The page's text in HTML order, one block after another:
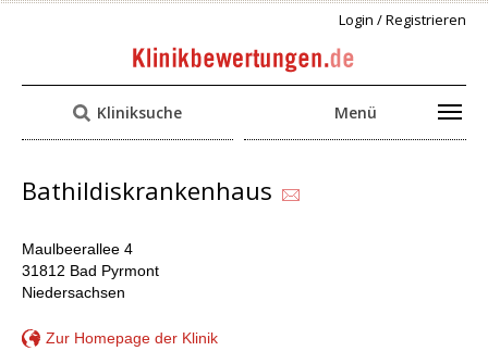
Login / Registrieren
Kliniksuche Menü
Bathildiskrankenhaus
Maulbeerallee 4
31812 Bad Pyrmont
Niedersachsen
Zur Homepage der Klinik